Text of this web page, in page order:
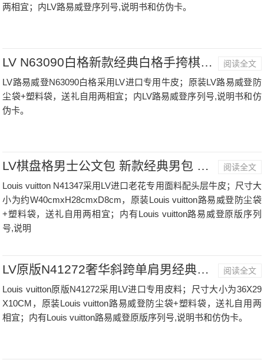
两相宜；内LV路易威登序列号,说明书和仿伪卡。
阅读全文
LV路易威登N63090白格采用LV进口专用牛皮；原装LV路易威登防
尘袋+塑料袋，送礼自用两相宜；内LV路易威登序列号,说明书和仿
伪卡。
阅读全文
Louis vuitton N41347采用LV进口老花专用面料配头层牛皮；尺寸大
小为约W40cmxH28cmxD8cm，原装Louis vuitton路易威登防尘袋
+塑料袋，送礼自用两相宜；内有Louis vuitton路易威登原版序列
号,说明
阅读全文
Louis vuitton原版N41272采用LV进口专用皮料；尺寸大小为36X29
X10CM，原装Louis vuitton路易威登防尘袋+塑料袋，送礼自用两
相宜；内有Louis vuitton路易威登原版序列号,说明书和仿伪卡。